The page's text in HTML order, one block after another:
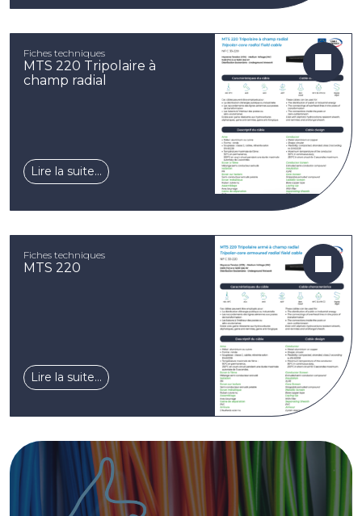
Fiches techniques
MTS 220 Tripolaire à
champ radial
Lire la suite…
Fiches techniques
MTS 220
Lire la suite…